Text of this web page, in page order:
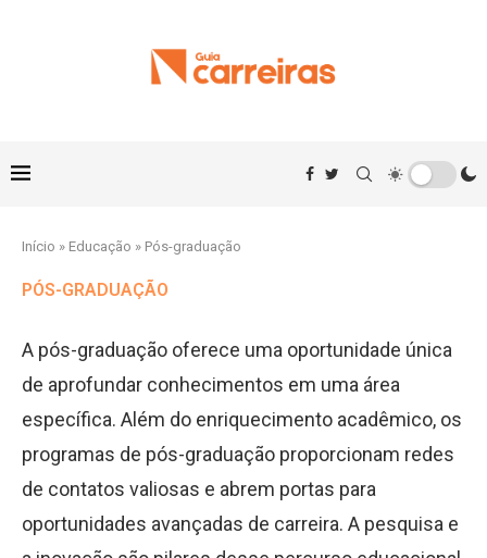
Início » Educação » Pós-graduação
PÓS-GRADUAÇÃO
A pós-graduação oferece uma oportunidade única
de aprofundar conhecimentos em uma área
específica. Além do enriquecimento acadêmico, os
programas de pós-graduação proporcionam redes
de contatos valiosas e abrem portas para
oportunidades avançadas de carreira. A pesquisa e